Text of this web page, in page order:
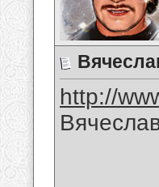
http://